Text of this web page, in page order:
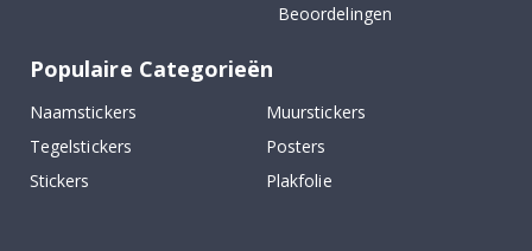
Beoordelingen
Populaire Categorieën
Naamstickers
Muurstickers
Tegelstickers
Posters
Stickers
Plakfolie